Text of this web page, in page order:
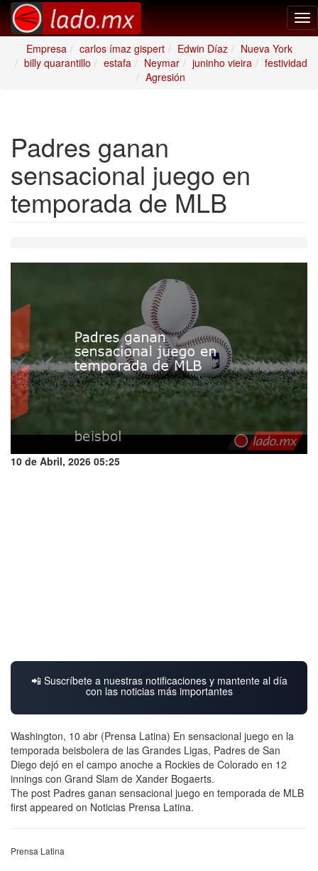
Empresa
carlos ímaz gispert Edwin Díaz
Nueva York
billy quarantillo
estafa Neymar juninho vieira
festividad
Agresión
Padres ganan
sensacional juego en
temporada de MLB
10 de Abril, 2026 05:25
📲 Suscríbete a nuestras notificaciones y mantente al día
con las noticias más importantes
Washington, 10 abr (Prensa Latina) En sensacional juego en la
temporada beisbolera de las Grandes Ligas, Padres de San
Diego dejó en el campo anoche a Rockies de Colorado en 12
innings con Grand Slam de Xander Bogaerts.
The post Padres ganan sensacional juego en temporada de MLB
first appeared on Noticias Prensa Latina.
Prensa Latina